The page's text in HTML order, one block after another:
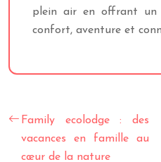
plein air en offrant un
confort, aventure et
Family ecolodge : des
vacances en famille au
cœur de la nature